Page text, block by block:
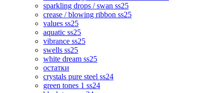
sparkling drops / swan ss25
crease / blowing ribbon ss25
values ss25
aquatic ss25
vibrance ss25
swells ss25
white dream ss25
остатки
crystals pure steel ss24
green tones 1 ss24